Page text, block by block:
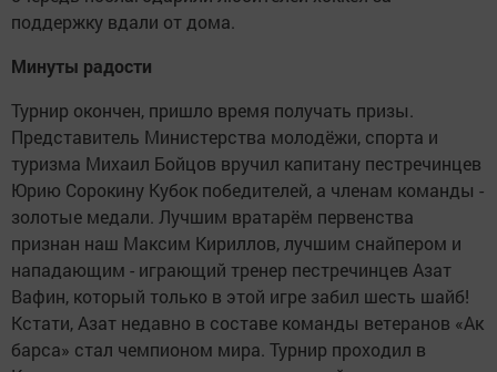
поддержку вдали от дома.
Минуты радости
Турнир окончен, пришло время получать призы.
Представитель Министерства молодёжи, спорта и
туризма Михаил Бойцов вручил капитану пестречинцев
Юрию Сорокину Кубок победителей, а членам команды -
золотые медали. Лучшим вратарём первенства
признан наш Максим Кириллов, лучшим снайпером и
нападающим - играющий тренер пестречинцев Азат
Вафин, который только в этой игре забил шесть шайб!
Кстати, Азат недавно в составе команды ветеранов «Ак
барса» стал чемпионом мира. Турнир проходил в